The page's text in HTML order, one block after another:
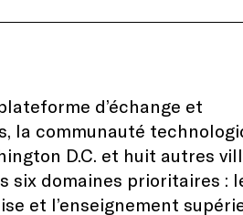
d’échange et
la communauté
D.C. et huit autres
six domaines prioritaires :
et l’enseignement